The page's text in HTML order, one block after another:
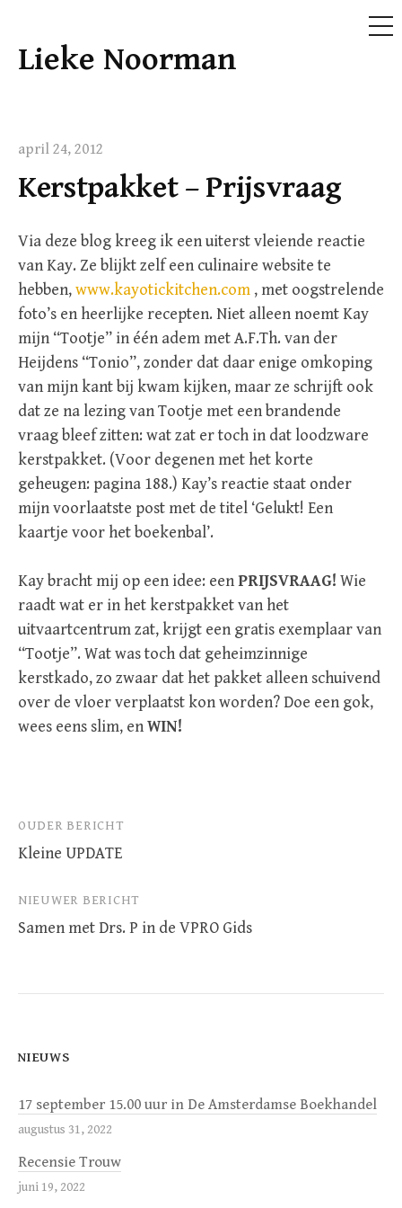
Doorgaan
Lieke Noorman
april 24, 2012
Kerstpakket – Prijsvraag
Via deze blog kreeg ik een uiterst vleiende reactie
van Kay. Ze blijkt zelf een culinaire website te
hebben,www.kayotickitchen.com , met oogstrelende
foto’s en heerlijke recepten. Niet alleen noemt Kay
mijn “Tootje” in één adem met A.F.Th. van der
Heijdens “Tonio”, zonder dat daar enige omkoping
van mijn kant bij kwam kijken, maar ze schrijft ook
dat ze na lezing van Tootje met een brandende
vraag bleef zitten: wat zat er toch in dat loodzware
kerstpakket. (Voor degenen met het korte
geheugen: pagina 188.) Kay’s reactie staat onder
mijn voorlaatste post met de titel ‘Gelukt! Een
kaartje voor het boekenbal’.
Kay bracht mij op een idee: eenPRIJSVRAAG! Wie
raadt wat er in het kerstpakket van het
uitvaartcentrum zat, krijgt een gratis exemplaar van
“Tootje”. Wat was toch dat geheimzinnige
kerstkado, zo zwaar dat het pakket alleen schuivend
over de vloer verplaatst kon worden? Doe een gok,
wees eens slim, enWIN!
Bericht
navigatie
OUDER BERICHT
Kleine UPDATE
NIEUWER BERICHT
Samen met Drs. P in de VPRO Gids
NIEUWS
17 september 15.00 uur in De Amsterdamse Boekhandel
augustus 31, 2022
Recensie Trouw
juni 19, 2022